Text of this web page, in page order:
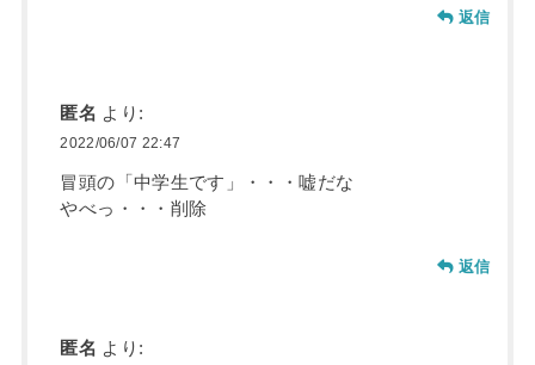
返信
匿名 より:
2022/06/07 22:47
冒頭の「中学生です」・・・嘘だな
やべっ・・・削除
返信
匿名 より: